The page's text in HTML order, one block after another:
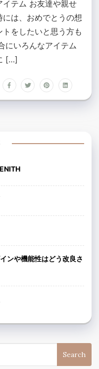
テム お友達や親せ
は、おめでとうの想
をしたいと思う方も
にいろんなアイテム
[…]
ンや機能性はどう改良さ